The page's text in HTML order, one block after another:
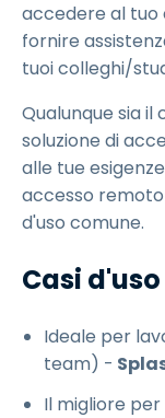
accedere al tuo
fornire
tuoi colleghi/
Qualunque sia il
soluzione di
alle tue
accesso remoto
d'uso comune.
Casi d'uso
Ideale per
team) -
Il migliore